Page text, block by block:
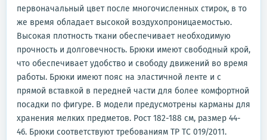
первоначальный цвет после многочисленных стирок, в то
же время обладает высокой воздухопроницаемостью.
Высокая плотность ткани обеспечивает необходимую
прочность и долговечность. Брюки имеют свободный крой,
что обеспечивает удобство и свободу движений во время
работы. Брюки имеют пояс на эластичной ленте и с
прямой вставкой в передней части для более комфортной
посадки по фигуре. В модели предусмотрены карманы для
хранения мелких предметов. Рост 182-188 см, размер 44-
46. Брюки соответствуют требованиям ТР ТС 019/2011.